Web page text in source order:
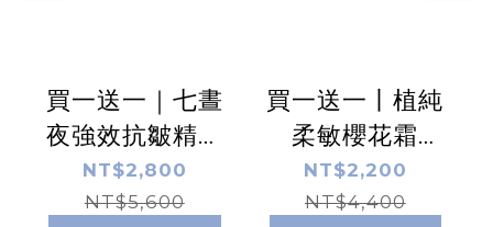
買一送一｜七晝
夜強效抗皺精華
乳 60ml
NT$2,800
NT$5,600
買一送一丨植純
柔敏櫻花霜
50ml
NT$2,200
NT$4,400